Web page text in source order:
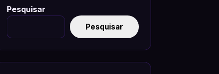
Pesquisar
Pesquisar